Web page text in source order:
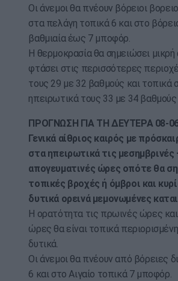
Οι άνεμοι θα πνέουν βόρειοι
στα πελάγη τοπικά 6 και στο
βαθμιαία έως 7 μποφόρ.
Η θερμοκρασία θα σημειώσει μικρή
φτάσει στις περισσότερες
τους 29 με 32 βαθμούς και τοπικά
ηπειρωτικά τους 33 με 34 βαθμούς
ΠΡΟΓΝΩΣΗ ΓΙΑ ΤΗ ΔΕΥΤΕΡΑ 08-
Γενικά αίθριος καιρός με
στα ηπειρωτικά τις μεσημβρινές
απογευματινές ώρες οπότε θα
τοπικές βροχές ή όμβροι και
δυτικά ορεινά μεμονωμένες
Η ορατότητα τις πρωινές ώρες
ώρες θα είναι τοπικά
δυτικά.
Οι άνεμοι θα πνέουν από βόρειες
6 και στο Αιγαίο τοπικά 7 μποφόρ.